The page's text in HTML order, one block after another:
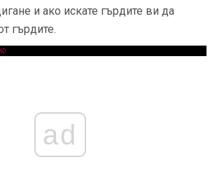
и ако искате гърдите ви да
гърдите.
ad